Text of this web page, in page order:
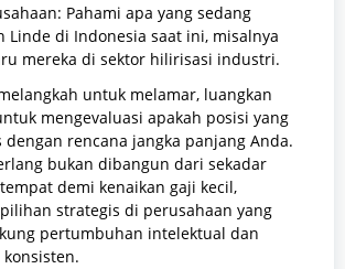
Pahami apa yang sedang
Linde di Indonesia saat ini, misalnya
mereka di sektor hilirisasi industri.
untuk melamar, luangkan
mengevaluasi apakah posisi yang
dengan rencana jangka panjang Anda.
bukan dibangun dari sekadar
demi kenaikan gaji kecil,
strategis di perusahaan yang
pertumbuhan intelektual dan